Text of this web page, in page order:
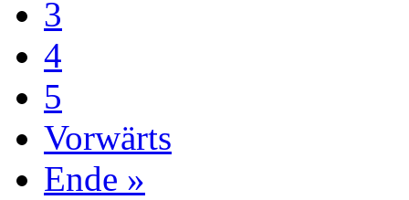
3
4
5
Vorwärts
Ende »